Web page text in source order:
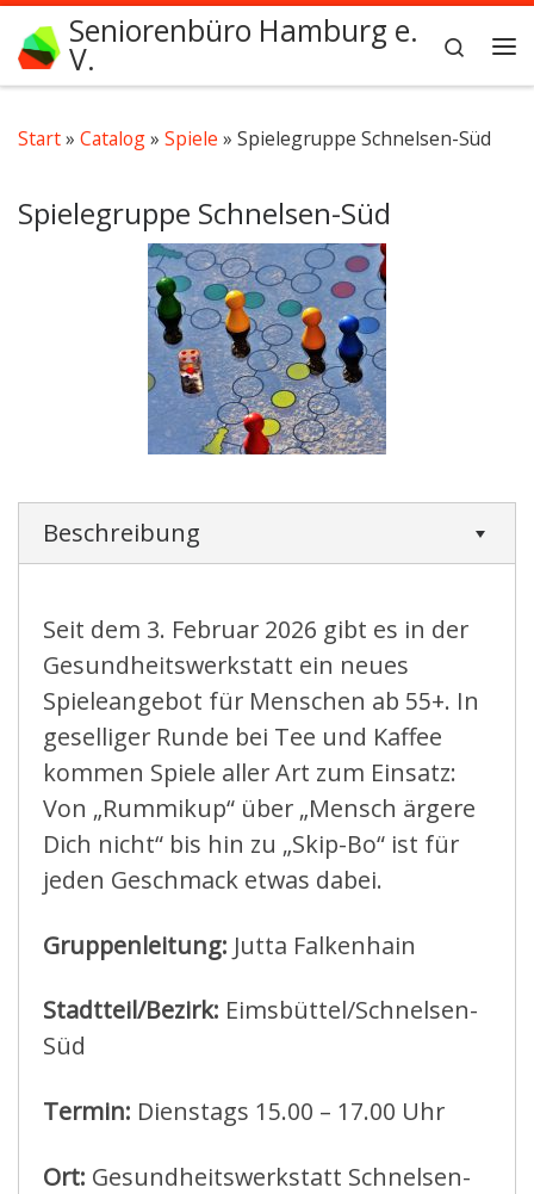
Zum Inhalt springen
Seniorenbüro Hamburg e.
V.
Search
Start» Catalog» Spiele » Spielegruppe Schnelsen-Süd
Spielegruppe Schnelsen-Süd
Beschreibung
Seit dem 3. Februar 2026 gibt es in der
Gesundheitswerkstatt ein neues
Spieleangebot für Menschen ab 55+. In
geselliger Runde bei Tee und Kaffee
kommen Spiele aller Art zum Einsatz:
Von „Rummikup“ über „Mensch ärgere
Dich nicht“ bis hin zu „Skip-Bo“ ist für
jeden Geschmack etwas dabei.
Gruppenleitung: Jutta Falkenhain
Stadtteil/Bezirk: Eimsbüttel/Schnelsen-
Süd
Termin: Dienstags 15.00 – 17.00 Uhr
Ort: Gesundheitswerkstatt Schnelsen-